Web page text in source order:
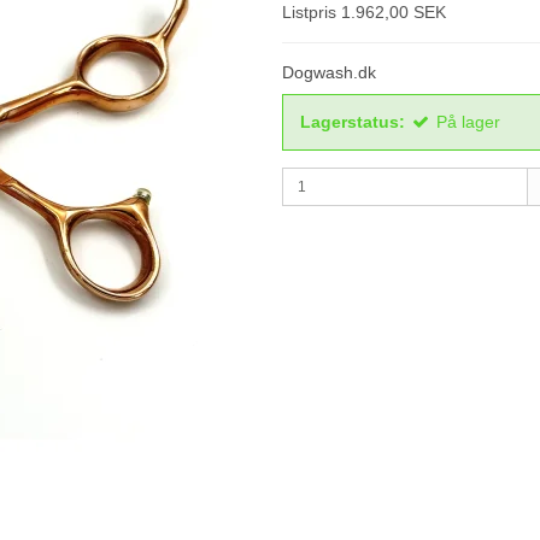
Listpris 1.962,00 SEK
Dogwash.dk
Lagerstatus: På lager